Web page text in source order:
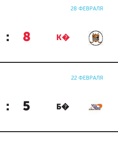
28 ФЕВРАЛЯ
: 8 К�
22 ФЕВРАЛЯ
: 5 Б�